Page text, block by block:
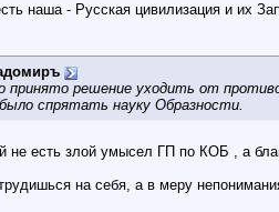
наша - Русская цивилизация и их
решение уходить от
спрятать науку Образности.
не есть злой умысел ГП по КОБ , а
на себя, а в меру